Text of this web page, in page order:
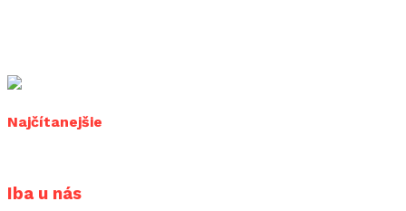
Najčítanejšie
Iba u nás